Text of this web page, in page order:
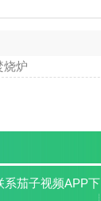
烧炉
系茄子视频APP下